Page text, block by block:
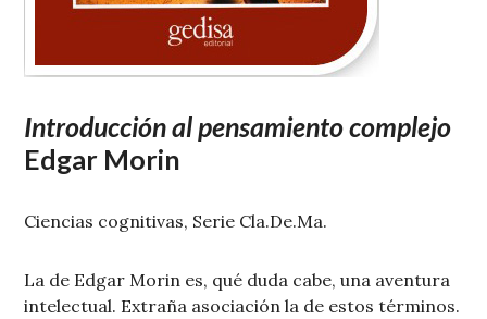
Introducción al pensamiento complejo
Edgar Morin
Ciencias cognitivas, Serie Cla.De.Ma.
La de Edgar Morin es, qué duda cabe, una aventura
intelectual. Extraña asociación la de estos términos.